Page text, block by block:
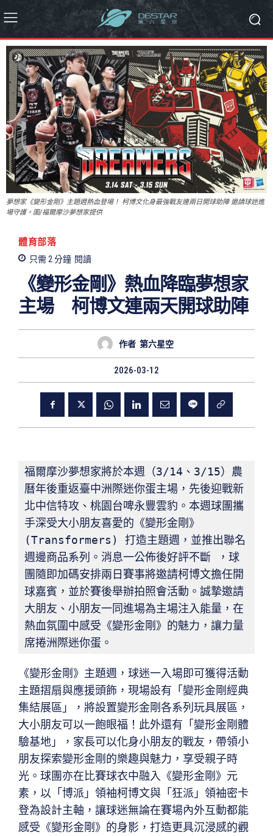
夢想家《變形金剛》主題週熱血登場！ 柯博文化身最強戰友連兩日開球助陣 邀請球迷進
場守護。圖/福爾摩沙夢想家提供
體育部落
只需 2分鐘 閱讀
《變形金剛》熱血降臨夢想家
主場 柯博文連兩天開球助陣
作者 第六星空
2026-03-12
福爾摩沙夢想家將於本週（3/14、3/15）農
曆年後重返臺中洲際迷你蛋主場，先後迎戰新
北中信特攻、桃園台啤永豐雲豹。本週球團攜
手深受大小朋友喜愛的《變形金剛》
(Transformers) 打造主題週，並推出聯名
週邊商品系列。消息一公佈後好評不斷 ，球
團隨即加碼安排兩日賽事將邀請柯博文擔任開
球嘉賓，並於賽後舉辦拍照會活動。誠摯邀請
大朋友、小朋友一同進場為主場注入能量，在
熱血氛圍中感受《變形金剛》的魅力，讓力量
席捲洲際迷你蛋。
《變形金剛》主題週，球迷一入場即可獲得活動
主題摺扇與應援頭飾，現場設有「變形金剛經典
集結展區」，將設置變形金剛各系列玩具展區，
大小朋友可以一飽眼福！此外還有「變形金剛體
驗基地」，家長可以化身小朋友的戰友，帶領小
朋友探索變形金剛的樂趣與魅力，享受親子時
光。球團亦在比賽球衣中融入《變形金剛》元
素，以「博派」領袖柯博文與「狂派」領袖密卡
登為設計主軸，讓球迷無論在賽場內外互動都能
感受《變形金剛》的身影，打造更具沉浸感的觀